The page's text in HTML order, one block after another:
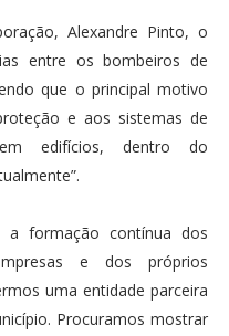
Alexandre Pinto, o
entre os bombeiros de
que o principal motivo
e aos sistemas de
edifícios, dentro do
a formação contínua dos
e dos próprios
uma entidade parceira
Procuramos mostrar